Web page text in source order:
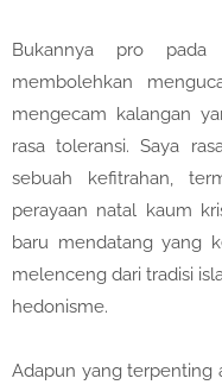
Bukannya pro pada
membolehkan
mengecam kalangan
rasa toleransi. Saya
sebuah kefitrahan,
perayaan natal kaum
baru mendatang yang
melenceng dari tradisi
hedonisme.
Adapun yang terpenting